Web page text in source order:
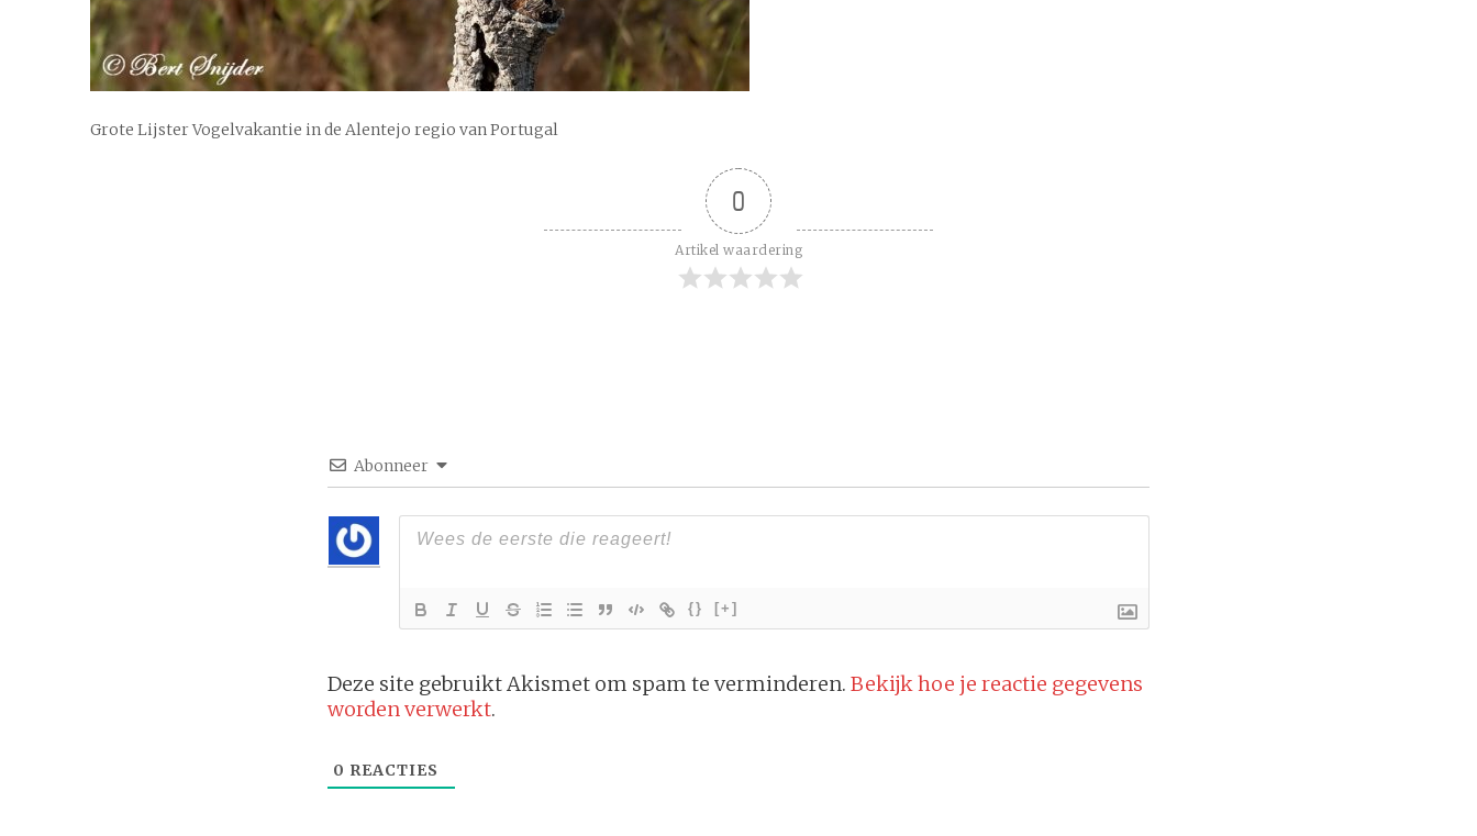
Grote Lijster Vogelvakantie in de Alentejo regio van Portugal
0
Artikel waardering
Abonneer
{} [+]
Deze site gebruikt Akismet om spam te verminderen. Bekijk hoe je reactie gegevens
worden verwerkt.
0 REACTIES